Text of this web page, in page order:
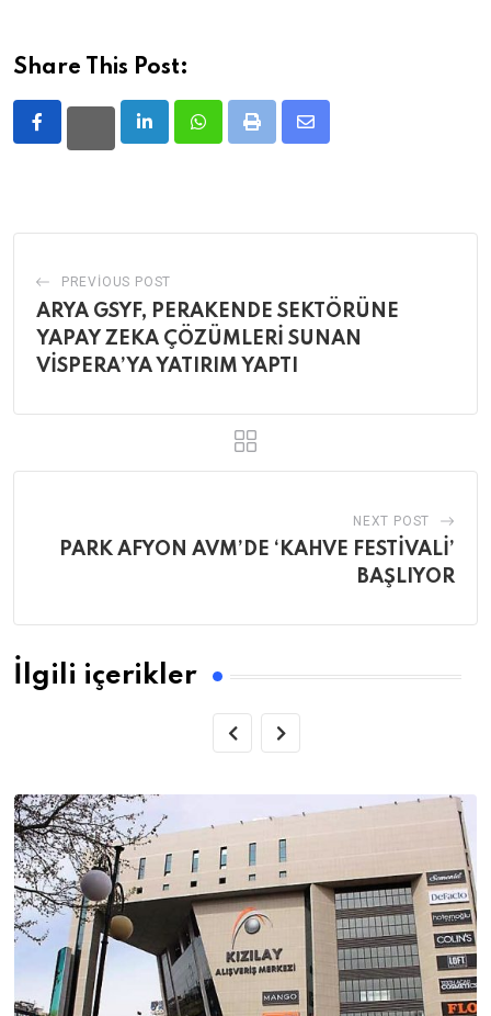
Share This Post:
LinkedInWhatsappPrint
Share
PREVIOUS POST
ARYA GSYF, PERAKENDE SEKTÖRÜNE
YAPAY ZEKA ÇÖZÜMLERİ SUNAN
VİSPERA’YA YATIRIM YAPTI
NEXT POST
PARK AFYON AVM’DE ‘KAHVE FESTİVALİ’
BAŞLIYOR
İlgili içerikler